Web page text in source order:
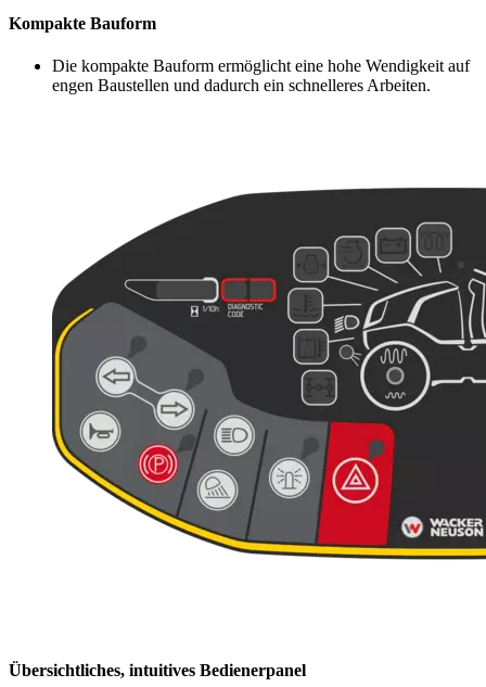
Kompakte Bauform
Die kompakte Bauform ermöglicht eine hohe Wendigkeit auf
engen Baustellen und dadurch ein schnelleres Arbeiten.
Übersichtliches, intuitives Bedienerpanel